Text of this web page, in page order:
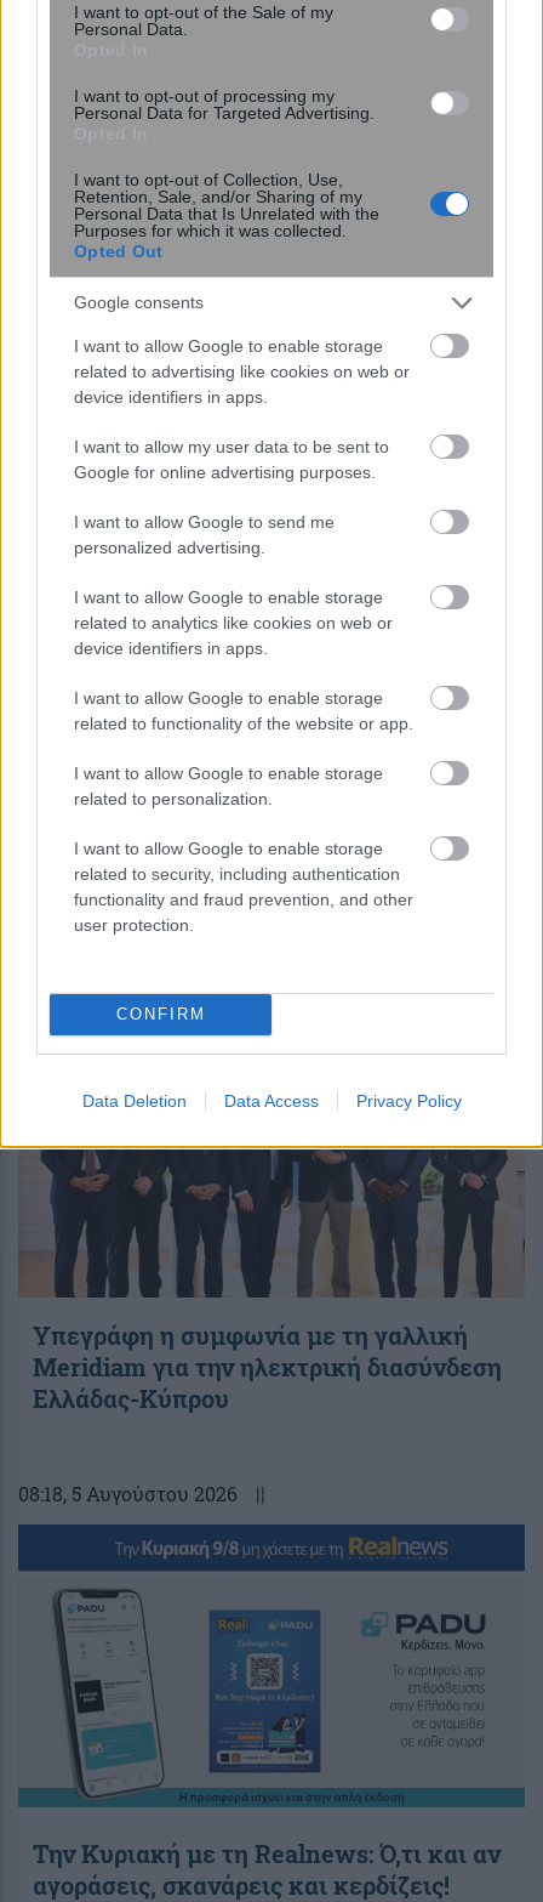
consent section.
I want to opt-out of the Sale of my
Personal Data.
I want to opt-out of processing my
Personal Data for Targeted Advertising.
I want to opt-out of Collection, Use,
Retention, Sale, and/or Sharing of my
Personal Data that Is Unrelated with the
Purposes for which it was collected.
Opted Out
Google consents
I want to allow Google to enable storage
related to advertising like cookies on web or
device identifiers in apps.
I want to allow my user data to be sent to
Google for online advertising purposes.
I want to allow Google to send me
personalized advertising.
I want to allow Google to enable storage
related to analytics like cookies on web or
device identifiers in apps.
I want to allow Google to enable storage
related to functionality of the website or app.
I want to allow Google to enable storage
related to personalization.
I want to allow Google to enable storage
related to security, including authentication
functionality and fraud prevention, and other
user protection.
CONFIRM
Data Deletion Data Access Privacy Policy
Επίθεση στην αλυσίδα εφοδιασμού
του npm: Παραβιάστηκε το δημοφιλές
εβδομαδιαίες λήψεις
||
Οι πολιτικές εφημερίδες 6/8/2026
Υπεγράφη η συμφωνία με τη γαλλική
Meridiam για την ηλεκτρική διασύνδεση
Ελλάδας-Κύπρου
08:18, 5 Αυγούστου 2026 ||
Την Κυριακή με τη Realnews: Ό,τι και αν
αγοράσεις, σκανάρεις και κερδίζεις!